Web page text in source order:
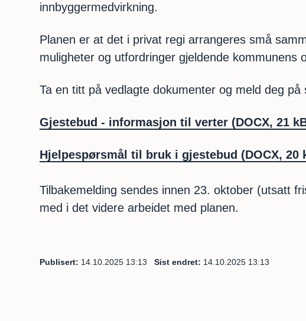
innbyggermedvirkning.
Planen er at det i privat regi arrangeres små
muligheter og utfordringer gjeldende kommunens
Ta en titt på vedlagte dokumenter og meld deg
Gjestebud - informasjon til verter (DOCX, 21
Hjelpespørsmål til bruk i gjestebud (DOCX, 20
Tilbakemelding sendes innen 23. oktober (utsatt
med i det videre arbeidet med planen.
Publisert 14.10.2025 13:13 Sist endret 14.10.2025 13:13